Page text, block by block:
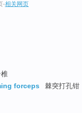
-相关网页
forceps
棘突打孔钳